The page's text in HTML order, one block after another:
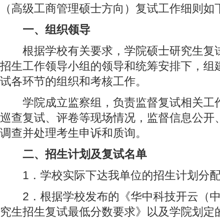
（高级工商管理硕士方向）复试工作细则如
一、组织领导
根据学校有关要求，学院硕士研究生复
招生工作领导小组的领导和统筹安排下，组
试各环节的组织和考核工作。
学院成立监察组，负责监督复试相关工
巡查复试、评卷等现场情况，监督信息公开
调查并处理考生申诉和质询。
二、招生计划及复试名单
1．学校实际下达我单位的招生计划分
2．根据学校发布的《华中科技开云（
究生招生复试最低分数要求》以及学院划定